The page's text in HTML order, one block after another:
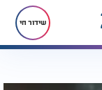
שידור חי